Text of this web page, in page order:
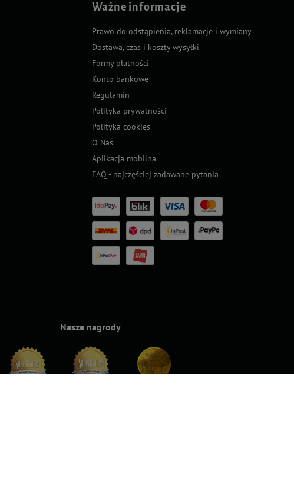
Ważne informacje
Prawo do odstąpienia, reklamacje i wymiany
Dostawa, czas i koszty wysyłki
Formy płatności
Konto bankowe
Regulamin
Polityka prywatności
Polityka cookies
O Nas
Aplikacja mobilna
FAQ - najczęściej zadawane pytania
Nasze nagrody